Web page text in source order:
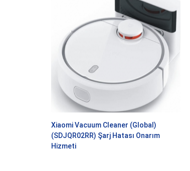
Xiaomi Vacuum Cleaner (Global)
(SDJQR02RR) Şarj Hatası Onarım
Hizmeti